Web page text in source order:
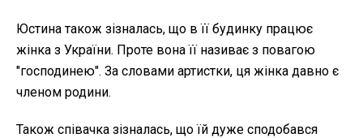
Юстина також зізналась, що в її будинку працює
жінка з України. Проте вона її називає з повагою
"господинею". За словами артистки, ця жінка давно є
членом родини.
Також співачка зізналась, що їй дуже сподобався